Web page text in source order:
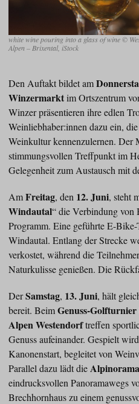
white wine pouring into a glass of wine ©
Alpen – Brixental, iStock
Den Auftakt bildet am
Winzermarktim Ortszentrum
Winzer präsentieren ihre edlen
Weinliebhaber:innen dazu ein,
Weinkultur kennenzulernen. Der
stimmungsvollen Treffpunkt im
Gelegenheit zum Austausch mit
AmFreitag, den 12. Juni, steht
Windautal“ die Verbindung von
Programm. Eine geführte E-
Windautal. Entlang der Strecke
verkostet, während die
Naturkulisse genießen. Die
DerSamstag, 13. Juni, hält
bereit. BeimGenuss-
Alpen Westendorftreffen
Genuss aufeinander. Gespielt
Kanonenstart, begleitet von
Parallel dazu lädt die
eindrucksvollen Panoramawegs
Brechhornhaus zu einem